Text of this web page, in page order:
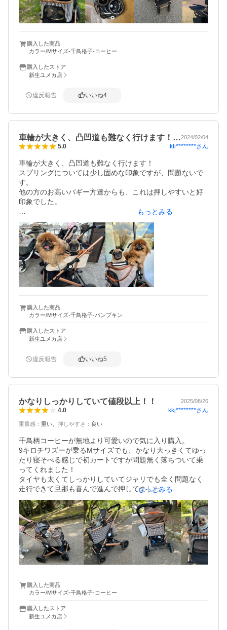
押しやすいですし、小回りも効く感じ。
犬を乗せて押す時などは重い感じはしません。とても押し
やすいです。
折り畳んだ時に自立はしません。
カゴを外して、車輪と骨組みだけで持つとき、車輪をつけ
て引っ張れば問題ありません。
ペットボトルホルダーはペットボトルのカタチによっては
入りません。今ひとつ使いにくい。
購入した商品
カラー/Mサイズ-千鳥格子-コーヒー
購入したストア
新生ユメカ店
違反報告 いいね4
車輪が大きく、凸凹道も難なく行けます！…2024/02/04
5.0 kfi********さん
車輪が大きく、凸凹道も難なく行けます！
スプリングについては少し固めな印象ですが、問題ないで
す。
他の方のお高いバギー方達からも、これは押しやすいと好
印象でした。
9.1キロのペキニーズと10.2キロのパグを載せても問題なし
です。
ただこのサイズの2匹だと、ワンサイズ上でも良かったなと
感じました。
たたみやすく、個人的には重いとも感じませんでした。何
より車輪の大きさはかなりアドバンテージのようで、他の
カートがつっかえるような所もするする行けました。
商品に関してはこの価格で満足です。
もっとみる
購入した商品
カラー/Mサイズ-千鳥格子-パンプキン
購入したストア
新生ユメカ店
違反報告 いいね5
かなりしっかりしていて値段以上！！ 2025/08/26
4.0 kkj********さん
重量感 ： 重い 押しやすさ ： 良い
千鳥柄コーヒーが無地より可愛いので気に入り購入。
9キロチワズーが乗るMサイズでも、かなり大っきくてゆっ
たり寝そべる感じで初カートですが問題無く落ちついて乗
ってくれました！
タイヤも太くてしっかりしていてジャリでも全く問題なく
走行できて旦那も喜んで進んで押してました。
かなり、大っきいので軽自動車にトランクに立ててのせ
て、キャリー部分は後部座席に乗せました。
これで旅行も楽に移動できそうです！
もっとみる
購入した商品
カラー/Mサイズ-千鳥格子-コーヒー
購入したストア
新生ユメカ店